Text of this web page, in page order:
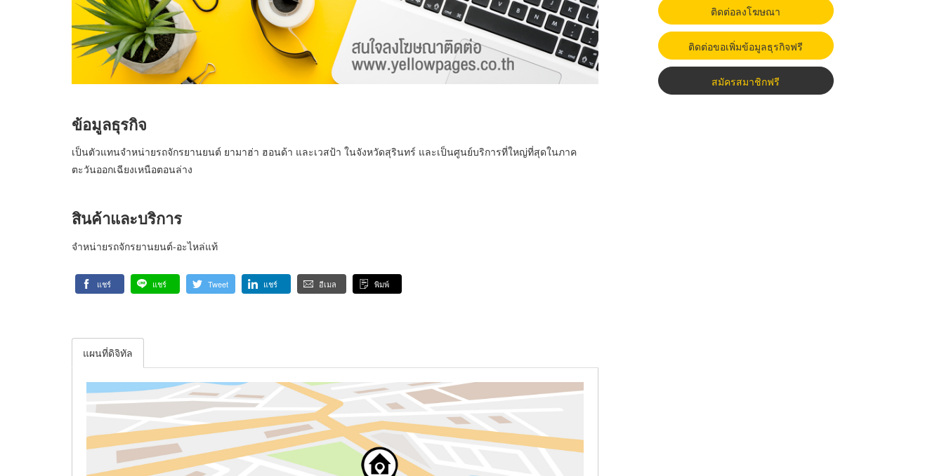
ข้อมูลธุรกิจ
เป็นตัวแทนจำหน่ายรถจักรยานยนต์ ยามาฮ่า ฮอนด้า และเวสป้า ในจังหวัดสุรินทร์ และเป็นศูนย์บริการที่ใหญ่ที่สุดในภาค
ตะวันออกเฉียงเหนือตอนล่าง
สินค้าและบริการ
จำหน่ายรถจักรยานยนต์-อะไหล่แท้
แชร์ แชร์ Tweet แชร์ อีเมล พิมพ์
แผนที่ดิจิทัล
ติดต่อลงโฆษณา
ติดต่อขอเพิ่มข้อมูลธุรกิจฟรี
สมัครสมาชิกฟรี